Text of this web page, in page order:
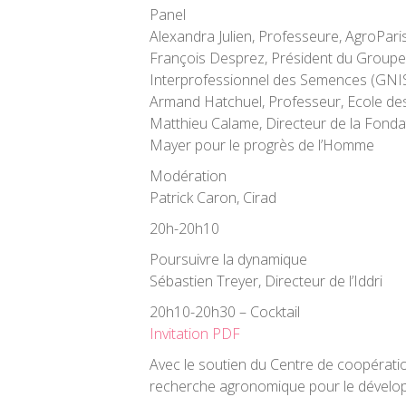
Panel
Alexandra Julien, Professeure,
François Desprez, Président du
Interprofessionnel des Semences
Armand Hatchuel, Professeur, Ecole
Matthieu Calame, Directeur de la
Mayer pour le progrès de l’Homme
Modération
Patrick Caron, Cirad
20h-20h10
Poursuivre la dynamique
Sébastien Treyer, Directeur de l’Iddri
20h10-20h30 – Cocktail
Invitation PDF
Avec le soutien du Centre de
recherche agronomique pour le